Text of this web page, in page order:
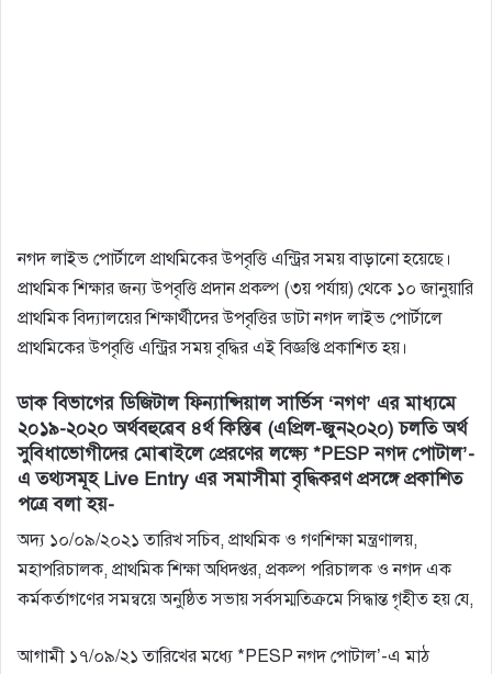
নগদ লাইভ পোর্টালে প্রাথমিকের উপবৃত্তি এন্ট্রির সময় বাড়ানো হয়েছে।
প্রাথমিক শিক্ষার জন্য উপবৃত্তি প্রদান প্রকল্প (৩য় পর্যায়) থেকে ১০ জানুয়ারি
প্রাথমিক বিদ্যালয়ের শিক্ষার্থীদের উপবৃত্তির ডাটা নগদ লাইভ পোর্টালে
প্রাথমিকের উপবৃত্তি এন্ট্রির সময় বৃদ্ধির এই বিজ্ঞপ্তি প্রকাশিত হয়।
ডাক বিভাগের ডিজিটাল ফিন্যান্সিয়াল সার্ভিস ‘নগণ’ এর মাধ্যমে
২০১৯-২০২০ অর্থবহুৱেব ৪র্থ কিস্তিৰ (এপ্রিল-জুন২০২০) চলতি অর্থ
সুবিধাভােগীদের মােৰাইলে প্রেরণের লক্ষ্যে *PESP নগদ পােটাল’-
এ তথ্যসমূহ Live Entry এর সমাসীমা বৃদ্ধিকরণ প্রসঙ্গে প্রকাশিত
পত্রে বলা হয়-
অদ্য ১০/০৯/২০২১ তারিখ সচিব, প্রাথমিক ও গণশিক্ষা মন্ত্রণালয়,
মহাপরিচালক, প্রাথমিক শিক্ষা অধিদপ্তর, প্রকল্প পরিচালক ও নগদ এক
কর্মকর্তাগণের সমন্বয়ে অনুষ্ঠিত সভায় সর্বসম্মতিক্রমে সিদ্ধান্ত গৃহীত হয় যে,
আগামী ১৭/০৯/২১ তারিখের মধ্যে *PESP নগদ পােটাল’-এ মাঠ